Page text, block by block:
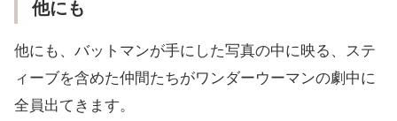
他にも
他にも、バットマンが手にした写真の中に映る、ステ
ィーブを含めた仲間たちがワンダーウーマンの劇中に
全員出てきます。